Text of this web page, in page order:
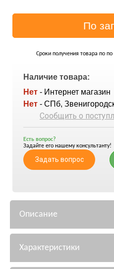
Сроки получения товара по по
Наличие товара:
Нет - Интернет магазин
Нет - СПб,
Сообщить о
Есть вопрос?
Задайте его нашему консультанту!
Задать вопрос
Описание
Характеристики